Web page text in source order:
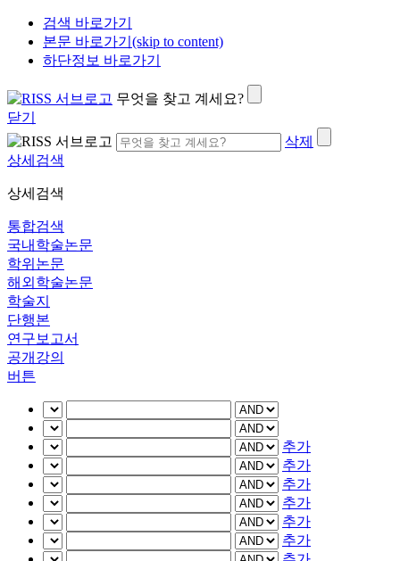
검색 바로가기
본문 바로가기(skip to content)
하단정보 바로가기
무엇을 찾고 계세요?
닫기
삭제
상세검색
상세검색
통합검색
국내학술논문
학위논문
해외학술논문
학술지
단행본
연구보고서
공개강의
버튼
추가
추가
추가
추가
추가
추가